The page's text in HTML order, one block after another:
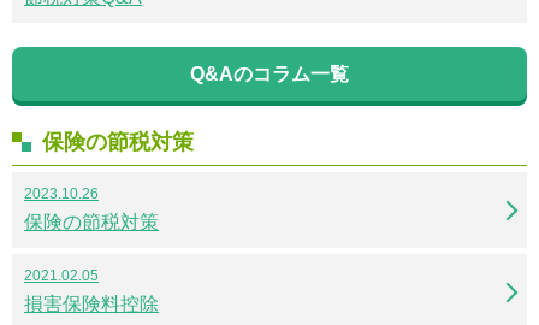
Q&Aのコラム一覧
保険の節税対策
2023.10.26
保険の節税対策
2021.02.05
損害保険料控除